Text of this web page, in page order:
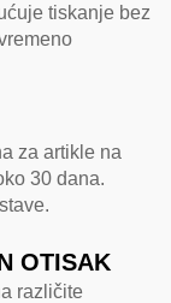
tiskanje bez
za artikle na
30 dana.
OTISAK
različite